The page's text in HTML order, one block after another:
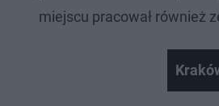
miejscu pracował również